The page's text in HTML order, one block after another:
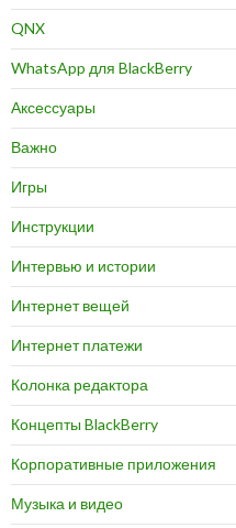
QNX
WhatsApp для BlackBerry
Аксессуары
Важно
Игры
Инструкции
Интервью и истории
Интернет вещей
Интернет платежи
Колонка редактора
Концепты BlackBerry
Корпоративные приложения
Музыка и видео